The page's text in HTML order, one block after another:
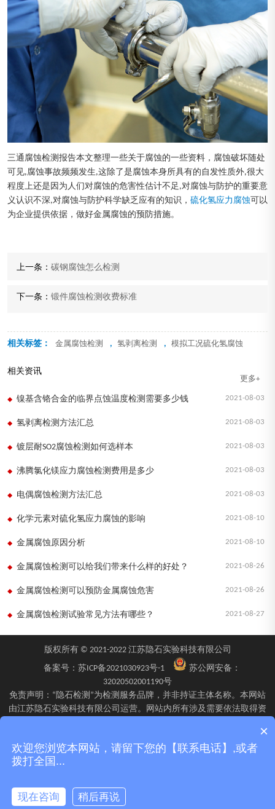
三通腐蚀检测报告本文整理一些关于腐蚀的一些资料，腐蚀破坏随处
可见,腐蚀事故频频发生,这除了是腐蚀本身所具有的自发性质外,很大
程度上还是因为人们对腐蚀的危害性估计不足,对腐蚀与防护的重要意
义认识不深,对腐蚀与防护科学缺乏应有的知识， 硫化氢应力腐蚀 可以
为企业提供依据，做好金属腐蚀的预防措施。
上一条： 碳钢腐蚀怎么检测
下一条： 锻件腐蚀检测收费标准
相关标签： 金属腐蚀检测 , 氢剥离检测 , 模拟工况硫化氢腐蚀
相关资讯
更多+
2021-08-03
镍基含铬合金的临界点蚀温度检测需要多少钱
2021-08-03
氢剥离检测方法汇总
2021-08-03
镀层耐SO2腐蚀检测如何选样本
2021-08-03
沸腾氯化镁应力腐蚀检测费用是多少
2021-08-03
电偶腐蚀检测方法汇总
2021-08-10
化学元素对硫化氢应力腐蚀的影响
2021-08-10
金属腐蚀原因分析
2021-08-26
金属腐蚀检测可以给我们带来什么样的好处？
2021-08-26
金属腐蚀检测可以预防金属腐蚀危害
2021-08-27
金属腐蚀检测试验常见方法有哪些？
版权所有 © 2021-2022 江苏隐石实验科技有限公司
备案号： 苏ICP备2021030923号-1
苏公网安备：
32020502001190号
免责声明：“隐石检测”为检测服务品牌，并非持证主体名称。本网站
由江苏隐石实验科技有限公司运营。网站内所有涉及需要依法取得资
石检验检测有限公司、四川隐石检验检测有限公司、南京隐石安全阀
校验有限公司在资质认定能力范围内具体实施并出具报告。不同检测
项目的资质适用范围、报告标识及出具主体可能不同，具体情况以双
×
欢迎您浏览本网站，请留下您的【联系电话】,或者
拨打全国...
现在咨询 稍后再说